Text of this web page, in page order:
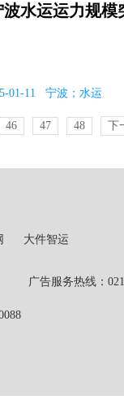
波水运运力规模
01-11 宁波；水运
46 47 48 下
大件智运
告服务热线：021-